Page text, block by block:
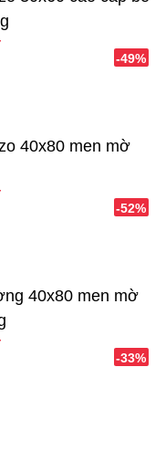
-49%
40x80 men mờ
-52%
40x80 men mờ
-33%